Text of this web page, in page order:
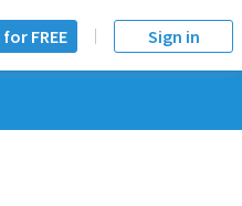
FREE Sign in